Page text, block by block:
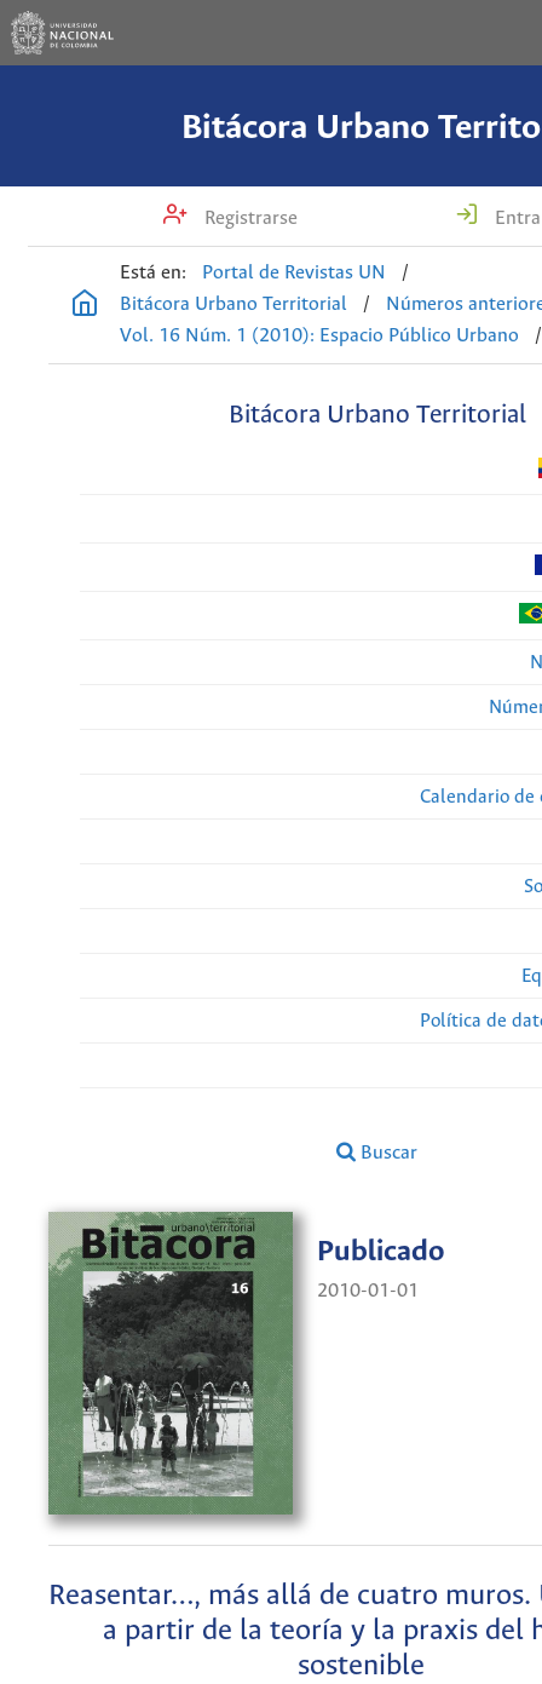
Bitácora Urbano
Registrarse
Está en: Portal de Revistas UN
/
Bitácora Urbano Territorial
/
Números
Vol. 16 Núm. 1 (2010): Espacio Público Urbano
/
Bitácora Urbano Territorial
Calendario de
Política de
Buscar
Publicado
2010-01-01
Reasentar…, más allá de cuatro muros.
a partir de la teoría y la praxis del
sostenible